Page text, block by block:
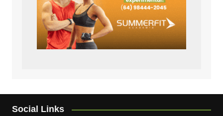
Social Links